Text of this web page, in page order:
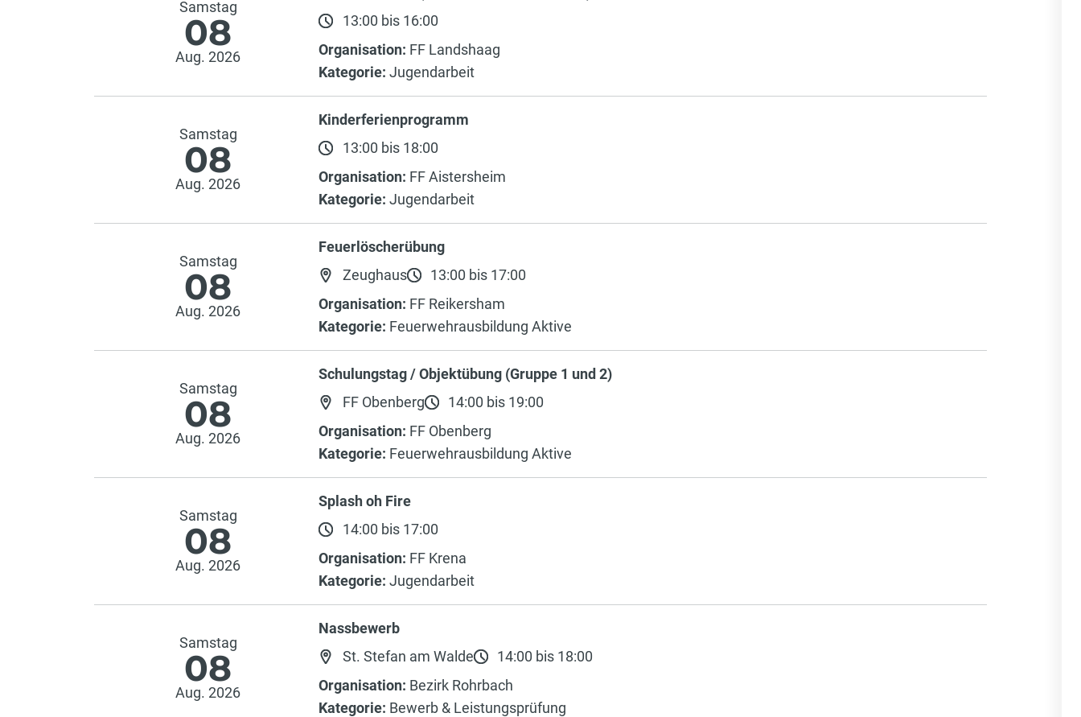
Samstag
08
Aug. 2026
13:00 bis 16:00
Organisation: FF Landshaag
Kategorie: Jugendarbeit
Samstag
08
Aug. 2026
Kinderferienprogramm
13:00 bis 18:00
Organisation: FF Aistersheim
Kategorie: Jugendarbeit
Samstag
08
Aug. 2026
Feuerlöscherübung
Zeughaus
13:00 bis 17:00
Organisation: FF Reikersham
Kategorie: Feuerwehrausbildung Aktive
Samstag
08
Aug. 2026
Schulungstag / Objektübung (Gruppe 1 und 2)
FF Obenberg
14:00 bis 19:00
Organisation: FF Obenberg
Kategorie: Feuerwehrausbildung Aktive
Samstag
08
Aug. 2026
Splash oh Fire
14:00 bis 17:00
Organisation: FF Krena
Kategorie: Jugendarbeit
Samstag
08
Aug. 2026
Nassbewerb
St. Stefan am Walde
14:00 bis 18:00
Organisation: Bezirk Rohrbach
Kategorie: Bewerb & Leistungsprüfung